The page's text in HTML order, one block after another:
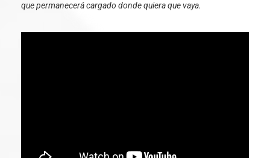
que permanecerá cargado donde quiera que vaya.